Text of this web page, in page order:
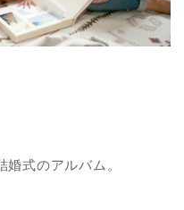
式のアルバム。